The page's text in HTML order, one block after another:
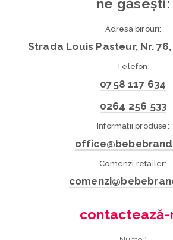
ne găsești:
Adresa birouri:
Strada Louis Pasteur, Nr.
Telefon:
0758 117 634
0264 256 533
Informatii produse:
Comenzi retailer:
contactează-